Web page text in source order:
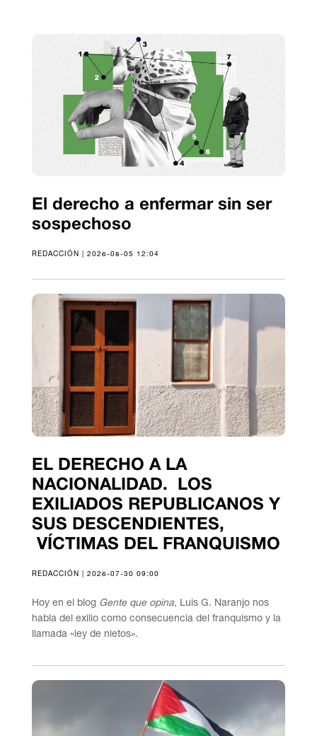
El derecho a enfermar sin ser
sospechoso
REDACCIÓN | 2026-08-05 12:04
EL DERECHO A LA
NACIONALIDAD. LOS
EXILIADOS REPUBLICANOS Y
SUS DESCENDIENTES,
VÍCTIMAS DEL FRANQUISMO
REDACCIÓN | 2026-07-30 09:00
Hoy en el blog Gente que opina, Luis G. Naranjo nos
habla del exilio como consecuencia del franquismo y la
llamada «ley de nietos».